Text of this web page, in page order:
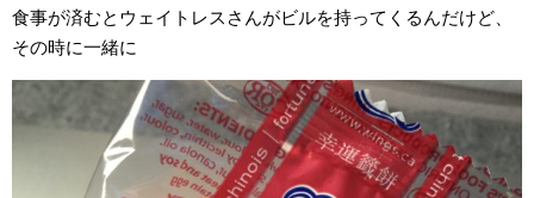
食事が済むとウェイトレスさんがビルを持ってくるんだけど、
その時に一緒に